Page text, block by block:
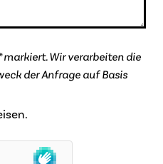
Wir verarbeiten die
der Anfrage auf Basis